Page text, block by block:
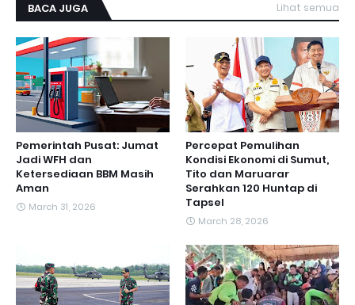
BACA JUGA Lihat semua
Pemerintah Pusat: Jumat
Jadi WFH dan
Ketersediaan BBM Masih
Aman
March 31, 2026
Percepat Pemulihan
Kondisi Ekonomi di Sumut,
Tito dan Maruarar
Serahkan 120 Huntap di
Tapsel
March 28, 2026